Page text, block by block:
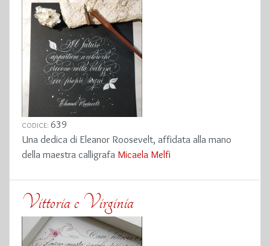
CODICE: 639
Una dedica di Eleanor Roosevelt, affidata alla mano
della maestra calligrafa Micaela Melfi
Vittoria e Virginia